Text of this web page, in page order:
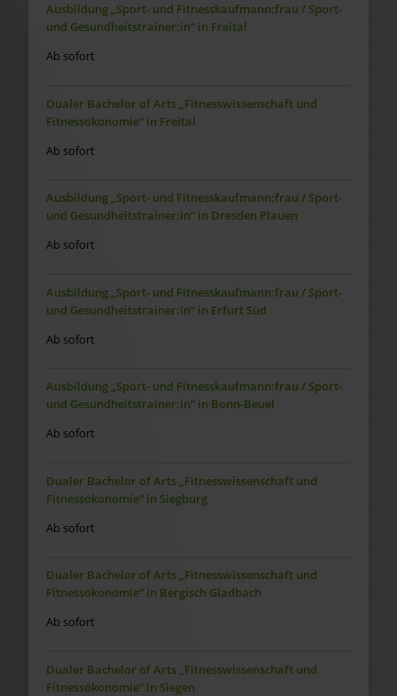
Ausbildung „Sport- und Fitnesskaufmann:frau / Sport-
und Gesundheitstrainer:in“ in Freital
Ab sofort
Dualer Bachelor of Arts „Fitnesswissenschaft und
Fitnessökonomie“ in Freital
Ab sofort
Ausbildung „Sport- und Fitnesskaufmann:frau / Sport-
und Gesundheitstrainer:in“ in Dresden Plauen
Ab sofort
Ausbildung „Sport- und Fitnesskaufmann:frau / Sport-
und Gesundheitstrainer:in“ in Erfurt Süd
Ab sofort
Ausbildung „Sport- und Fitnesskaufmann:frau / Sport-
und Gesundheitstrainer:in“ in Bonn-Beuel
Ab sofort
Dualer Bachelor of Arts „Fitnesswissenschaft und
Fitnessökonomie“ in Siegburg
Ab sofort
Dualer Bachelor of Arts „Fitnesswissenschaft und
Fitnessökonomie“ in Bergisch Gladbach
Ab sofort
Dualer Bachelor of Arts „Fitnesswissenschaft und
Fitnessökonomie“ in Siegen